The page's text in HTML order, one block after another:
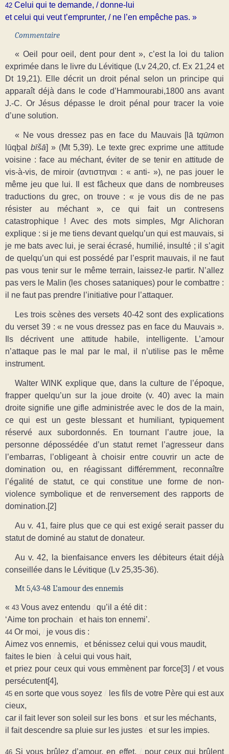
42 Celui qui te demande, / donne-lui
et celui qui veut t’emprunter, / ne l’en empêche pas. »
Commentaire
« Oeil pour oeil, dent pour dent », c’est la loi du talion
exprimée dans le livre du Lévitique (Lv 24,20, cf. Ex 21,24 et
Dt 19,21). Elle décrit un droit pénal selon un principe qui
apparaît déjà dans le code d’Hammourabi,1800 ans avant
J.-C. Or Jésus dépasse le droit pénal pour tracer la voie
d’une solution.
« Ne vous dressez pas en face du Mauvais [lā tqūmon
lūqḇal bīšā] » (Mt 5,39). Le texte grec exprime une attitude
voisine : face au méchant, éviter de se tenir en attitude de
vis-à-vis, de miroir (αντιστηναι : « anti- »), ne pas jouer le
même jeu que lui. Il est fâcheux que dans de nombreuses
traductions du grec, on trouve : « je vous dis de ne pas
résister au méchant », ce qui fait un contresens
catastrophique ! Avec des mots simples, Mgr Alichoran
explique : si je me tiens devant quelqu’un qui est mauvais, si
je me bats avec lui, je serai écrasé, humilié, insulté ; il s’agit
de quelqu’un qui est possédé par l’esprit mauvais, il ne faut
pas vous tenir sur le même terrain, laissez-le partir. N’allez
pas vers le Malin (les choses sataniques) pour le combattre :
il ne faut pas prendre l’initiative pour l’attaquer.
Les trois scènes des versets 40-42 sont des explications
du verset 39 : « ne vous dressez pas en face du Mauvais ».
Ils décrivent une attitude habile, intelligente. L’amour
n’attaque pas le mal par le mal, il n’utilise pas le même
instrument.
Walter WINK explique que, dans la culture de l’époque,
frapper quelqu’un sur la joue droite (v. 40) avec la main
droite signifie une gifle administrée avec le dos de la main,
ce qui est un geste blessant et humiliant, typiquement
réservé aux subordonnés. En tournant l’autre joue, la
personne dépossédée d’un statut remet l’agresseur dans
l’embarras, l’obligeant à choisir entre couvrir un acte de
domination ou, en réagissant différemment, reconnaître
l’égalité de statut, ce qui constitue une forme de non-
violence symbolique et de renversement des rapports de
domination.[2]
Au v. 41, faire plus que ce qui est exigé serait passer du
statut de dominé au statut de donateur.
Au v. 42, la bienfaisance envers les débiteurs était déjà
conseillée dans le Lévitique (Lv 25,35-36).
Mt 5,43-48 L’amour des ennemis
« 43 Vous avez entendu / qu’il a été dit :
‘Aime ton prochain / et hais ton ennemi’.
44 Or moi, / je vous dis :
Aimez vos ennemis, / et bénissez celui qui vous maudit,
faites le bien / à celui qui vous hait,
et priez pour ceux qui vousemmènent par force[3] / et vous
persécutent[4],
45 en sorte que vous soyez / les fils de votre Père qui est aux
cieux,
car il fait lever son soleil sur les bons / et sur les méchants,
il fait descendre sa pluie sur les justes / et sur les impies.
46 Si vous brûlez d’amour, en effet, /pour ceux qui brûlent